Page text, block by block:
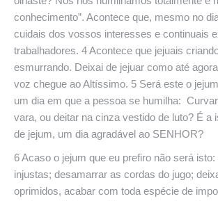
conhecimento”. Acontece que, mesmo no
cuidais dos vossos interesses e continuais
trabalhadores. 4 Acontece que jejuais
esmurrando. Deixai de jejuar como até
voz chegue ao Altíssimo. 5 Será este o
um dia em que a pessoa se humilha:
vara, ou deitar na cinza vestido de luto? É a
de jejum, um dia agradável ao SENHOR?
6 Acaso o jejum que eu prefiro não será
injustas; desamarrar as cordas do jugo;
oprimidos, acabar com toda espécie de